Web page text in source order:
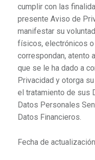
cumplir con las
presente Aviso de
manifestar su
físicos, electrónicos
correspondan, atento
que se le ha dado a
Privacidad y otorga
el tratamiento de sus
Datos Personales
Datos Financieros.
Fecha de